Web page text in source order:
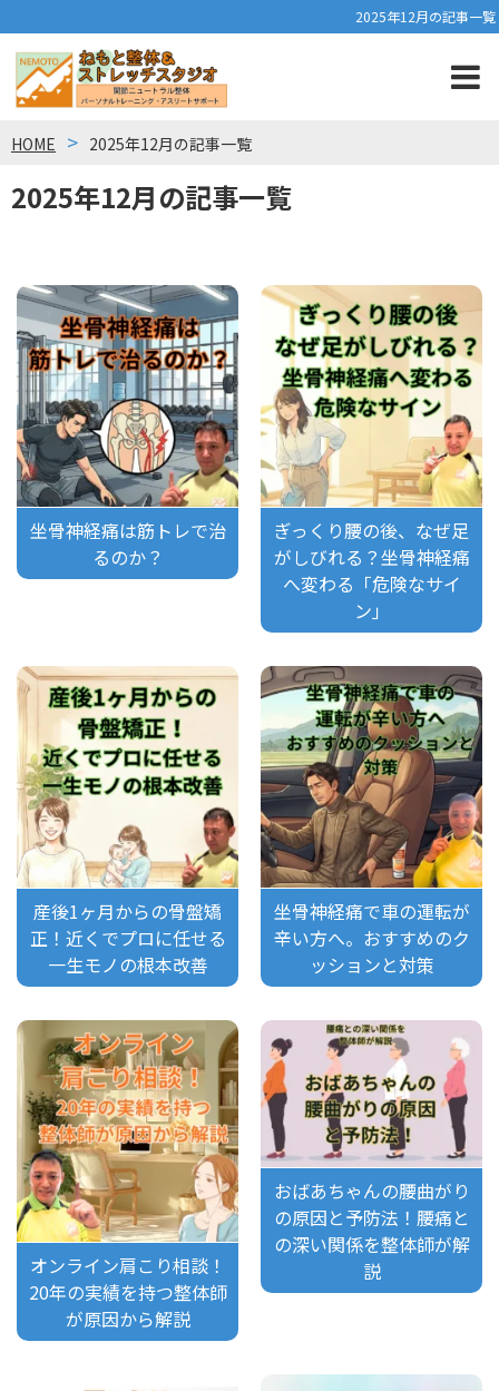
2025年12月の記事一覧
2025年12月の記事一覧
HOME 2025年12月の記事一覧
坐骨神経痛は筋トレで治
るのか？
ぎっくり腰の後、なぜ足
がしびれる？坐骨神経痛
へ変わる「危険なサイ
ン」
産後1ヶ月からの骨盤矯
正！近くでプロに任せる
一生モノの根本改善
坐骨神経痛で車の運転が
辛い方へ。おすすめのク
ッションと対策
オンライン肩こり相談！
20年の実績を持つ整体師
が原因から解説
おばあちゃんの腰曲がり
の原因と予防法！腰痛と
の深い関係を整体師が解
説